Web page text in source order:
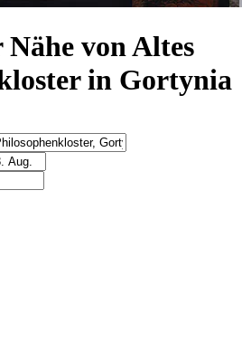
von Altes
in Gortynia